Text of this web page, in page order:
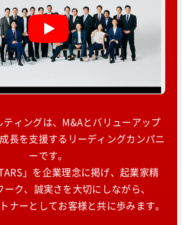
ィングは、M&Aとバリューアップ
長を支援するリーディングカンパニ
ーです。
」を企業理念に掲げ、起業家精
ク、誠実さを大切にしながら、
ナーとしてお客様と共に歩みます。